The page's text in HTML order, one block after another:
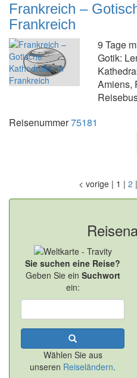
Frankreich –
Frankreich
9 Tage
Gotik:
Amiens,
Reisenummer75181
< vorige | 1 | 2 |
Sie suchen eine Reise?
Geben Sie ein Suchwort
ein:
Wählen Sie aus
unseren Reiseländern.